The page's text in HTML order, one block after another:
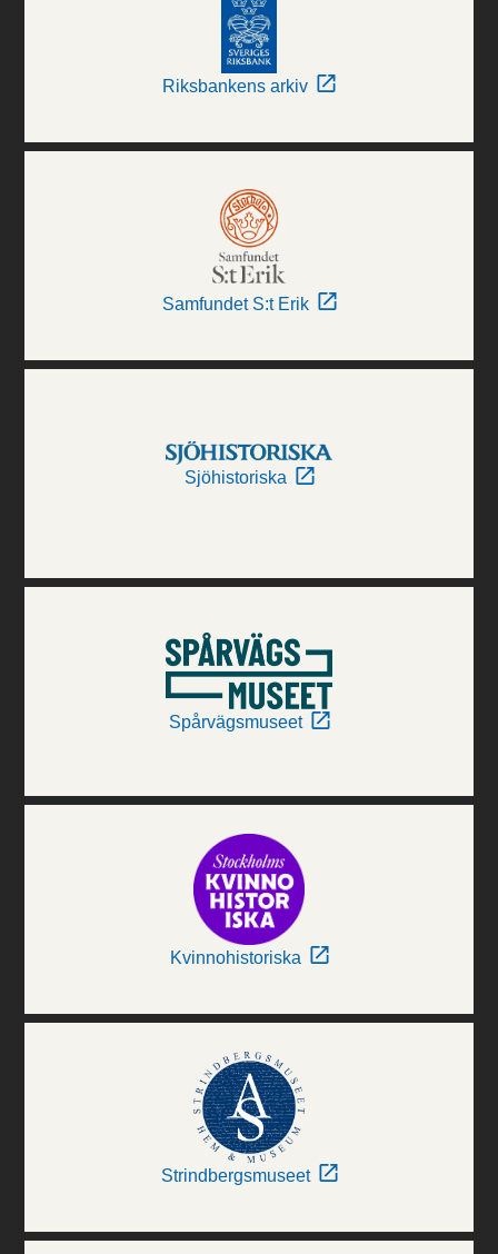
Riksbankens arkiv
Samfundet S:t Erik
Sjöhistoriska
Spårvägsmuseet
Kvinnohistoriska
Strindbergsmuseet